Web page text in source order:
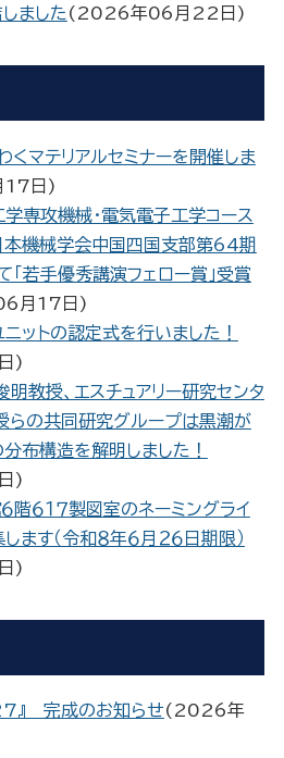
ました ( 2026年06月22日 )
マテリアルセミナーを開催しま
日 )
専攻機械・電気電子工学コース
本機械学会中国四国支部第64期
「若手優秀講演フェロー賞」受賞
月17日 )
ットの認定式を行いました！
)
教授、エスチュアリー研究センタ
らの共同研究グループは黒潮が
布構造を解明しました！
)
階６１７製図室のネーミングライ
ます（令和８年６月２６日期限）
)
』 完成のお知らせ( 2026年